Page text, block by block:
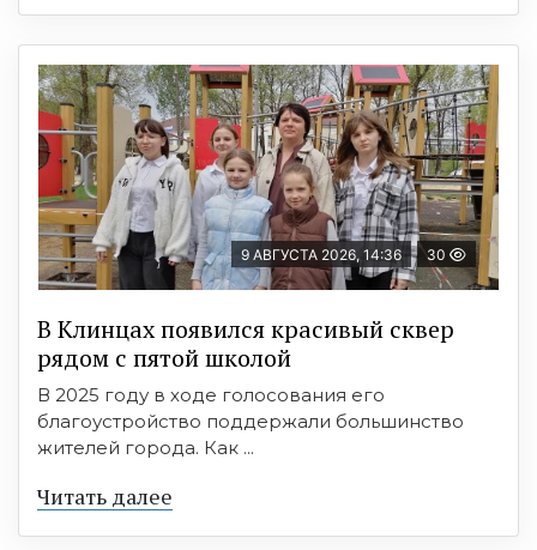
9 АВГУСТА 2026, 14:36 30
В Клинцах появился красивый сквер
рядом с пятой школой
В 2025 году в ходе голосования его
благоустройство поддержали большинство
жителей города. Как ...
Читать далее